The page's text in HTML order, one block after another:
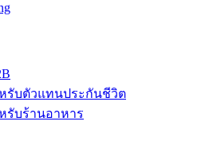
รับตัวแทนประกันชีวิต
รับร้านอาหาร